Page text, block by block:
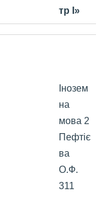
тр І»
Інозем
на
мова 2
Пефтіє
ва
О.Ф.
311